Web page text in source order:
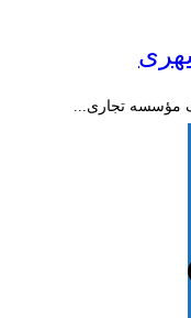
مؤسسه تجاری...